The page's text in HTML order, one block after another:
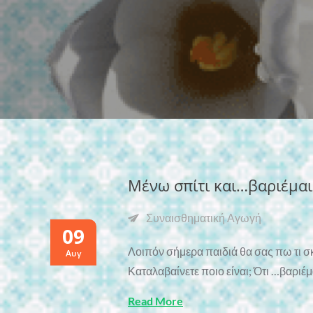
09
Αυγ
Μένω σπίτι
Συναισθηματική Αγωγή
Λοιπόν σήμερα παιδιά θα σας πω τι
Καταλαβαίνετε ποιο είναι; Ότι
Read More